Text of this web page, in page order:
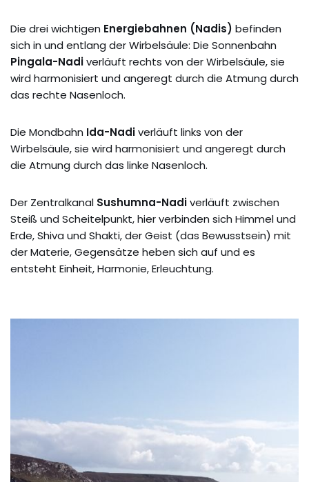
Die drei wichtigen Energiebahnen (Nadis) befinden
sich in und entlang der Wirbelsäule: Die Sonnenbahn
Pingala-Nadiverläuft rechts von der Wirbelsäule, sie
wird harmonisiert und angeregt durch die Atmung durch
das rechte Nasenloch.
Die Mondbahn Ida-Nadiverläuft links von der
Wirbelsäule, sie wird harmonisiert und angeregt durch
die Atmung durch das linke Nasenloch.
Der Zentralkanal Sushumna-Nadiverläuft zwischen
Steiß und Scheitelpunkt, hier verbinden sich Himmel und
Erde, Shiva und Shakti, der Geist (das Bewusstsein) mit
der Materie, Gegensätze heben sich auf und es
entsteht Einheit, Harmonie, Erleuchtung.